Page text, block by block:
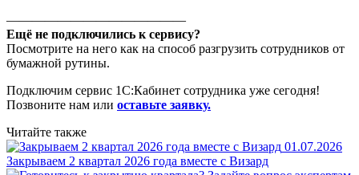
——————————————
Ещё не подключились к сервису?
Посмотрите на него как на способ разгрузить сотрудников от
бумажной рутины.
Подключим сервис 1С:Кабинет сотрудника уже сегодня!
Позвоните нам или оставьте заявку.
Читайте также
01.07.2026
Закрываем 2 квартал 2026 года вместе с Визард